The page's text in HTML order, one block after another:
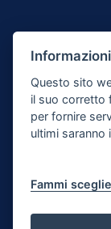
2014/2020 -
Accessibility
Legal Note
Questo sito
il suo corretto
per fornire
ultimi
Fammi